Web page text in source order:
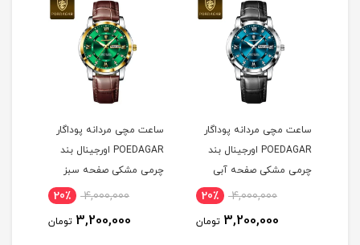
ساعت مچی مردانه پوداگار
POEDAGAR اورجينال بند
چرمی مشکی صفحه آبی
نسخه اروپايی4,000,000 20٪
3,200,000 تومان
ساعت مچی مردانه پوداگار
POEDAGAR اورجينال بند
چرمی مشکی صفحه سبز
نسخه اروپايی4,000,000 20٪
3,200,000 تومان